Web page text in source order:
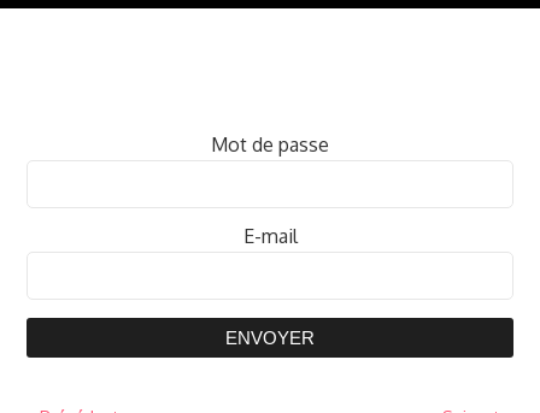
Mot de passe
E-mail
ENVOYER